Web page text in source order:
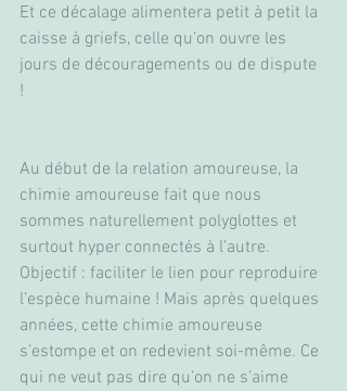
Et ce décalage alimentera petit à petit la
caisse à griefs, celle qu’on ouvre les
jours de découragements ou de dispute
!
Au début de la relation amoureuse, la
chimie amoureuse fait que nous
sommes naturellement polyglottes et
surtout hyper connectés à l’autre.
Objectif : faciliter le lien pour reproduire
l’espèce humaine ! Mais après quelques
années, cette chimie amoureuse
s’estompe et on redevient soi-même. Ce
qui ne veut pas dire qu’on ne s’aime